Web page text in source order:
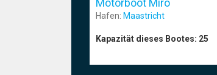
Hafen: Maastricht
Kapazität dieses Bootes: 25